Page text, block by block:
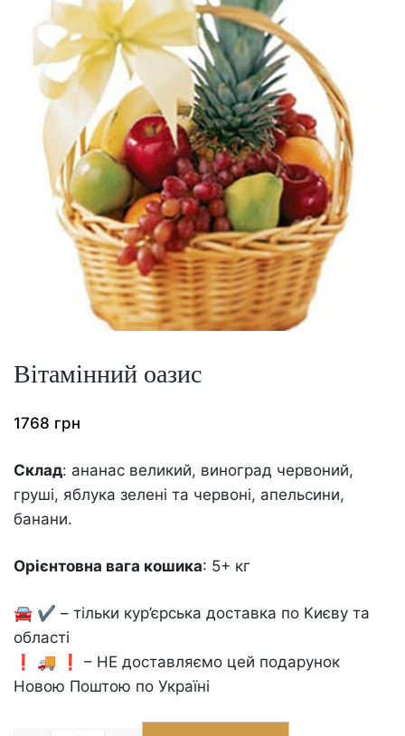
Вітамінний оазис
1768 грн
Склад: ананас великий, виноград червоний,
груші, яблука зелені та червоні, апельсини,
банани.
Орієнтовна вага кошика: 5+ кг
🚘 ✔️ – тільки кур’єрська доставка по Києву та
області
❗️ 🚚 ❗️ – НЕ доставляємо цей подарунок
Новою Поштою по Україні